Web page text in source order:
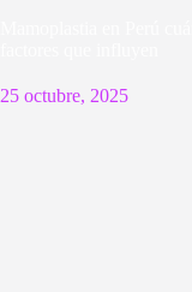
25 octubre, 2025